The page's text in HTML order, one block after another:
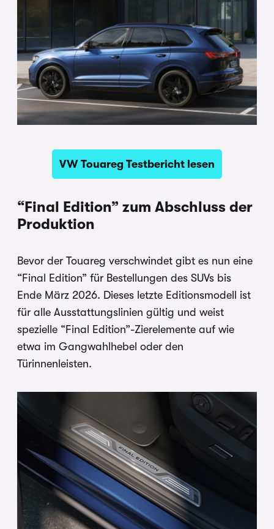
VW Touareg Testbericht lesen
“Final Edition” zum Abschluss der
Produktion
Bevor der Touareg verschwindet gibt es nun eine
“Final Edition” für Bestellungen des SUVs bis
Ende März 2026. Dieses letzte Editionsmodell ist
für alle Ausstattungslinien gültig und weist
spezielle “Final Edition”-Zierelemente auf wie
etwa im Gangwahlhebel oder den
Türinnenleisten.